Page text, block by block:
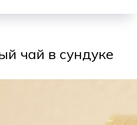
чай в сундуке